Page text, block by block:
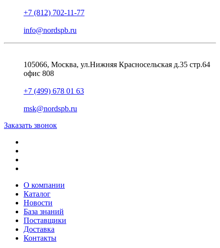
+7 (812) 702-11-77
info@nordspb.ru
105066, Москва, ул.Нижняя Красносельская д.35 стр.64
офис 808
+7 (499) 678 01 63
msk@nordspb.ru
Заказать звонок
О компании
Каталог
Новости
База знаний
Поставщики
Доставка
Контакты